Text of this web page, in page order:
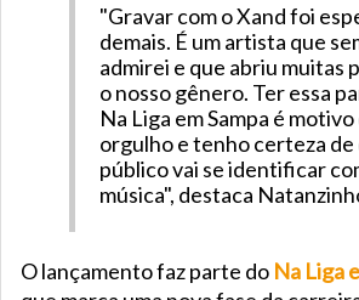
"Gravar com o Xand foi
demais. É um artista que
admirei e que abriu muitas
o nosso gênero. Ter essa
Na Liga em Sampa é
orgulho e tenho certeza de
público vai se identificar
música", destaca
O lançamento faz parte do Na Liga